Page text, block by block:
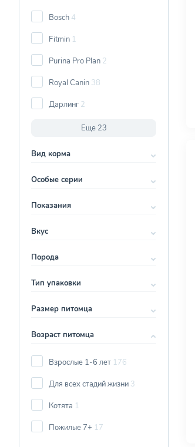
Bosch 4
Fitmin 1
Purina Pro Plan 2
Royal Canin 38
Дарлинг 2
Еще 23
Вид корма
Особые серии
Показания
Вкус
Порода
Тип упаковки
Размер питомца
Возраст питомца
Взрослые 1-6 лет 176
Для всех стадий жизни 3
Котята 1
Пожилые 7+ 17